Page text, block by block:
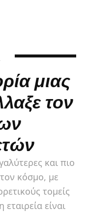
μιας
τον
και πιο
κόσμο, με
τομείς
είναι